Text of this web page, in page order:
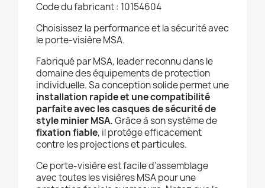
Code du fabricant : 10154604
Choisissez la performance et la sécurité avec
le porte-visière MSA.
Fabriqué par MSA, leader reconnu dans le
domaine des équipements de protection
individuelle. Sa conception solide permet une
installation rapide et une compatibilité
parfaite avec les casques de sécurité de
style minier MSA.Grâce à son système de
fixation fiable, il protège efficacement
contre les projections et particules.
Ce porte-visière est facile d’assemblage
avec toutes les visières MSA pour une